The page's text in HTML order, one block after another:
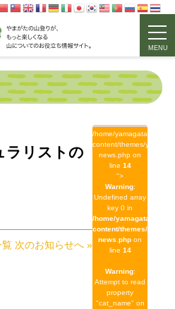
MENU
/home/yamagata/
content/themes/
news.php on
line 14
">
Warning:
Undefined array
key 0 in
/home/yamagata/
content/themes/
news.php on
line 14
Warning:
Attempt to read
property
"cat_name" on
ラリストの
覧 次のお知らせへ »